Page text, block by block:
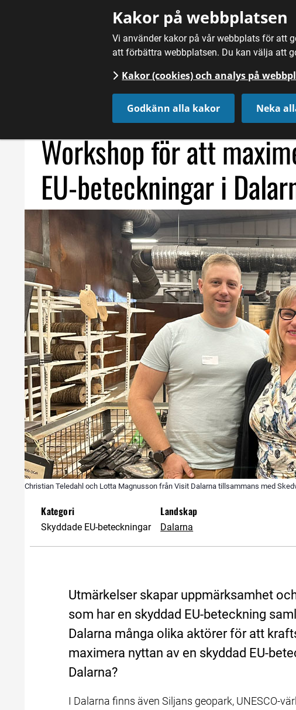
Kakor på webbplatsen
Vi använder kakor på vår webbplats för att
att förbättra webbplatsen. Du kan välja att
Kakor (cookies) och analys på
Godkänn alla kakor Neka
Skyddad EU-beteckning / Workshop för att
Workshop för att
EU-beteckningar i
Christian Teledahl och Lotta Magnusson från Visit Dalarna tillsammans med
Kategori
Skyddade EU-beteckningar
Landskap
Dalarna
Utmärkelser skapar uppmärksamhet
som har en skyddad EU-beteckning
Dalarna många olika aktörer för att
maximera nyttan av en skyddad EU-
Dalarna?
I Dalarna finns även Siljans geopark, UNESCO-